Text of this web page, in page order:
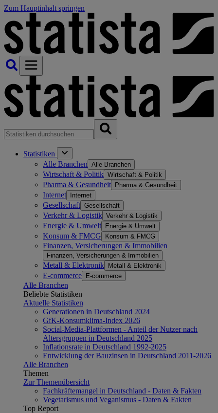
Zum Hauptinhalt springen
Statistiken
Alle Branchen Alle Branchen
Wirtschaft & Politik Wirtschaft & Politik
Pharma & Gesundheit Pharma & Gesundheit
Internet Internet
Gesellschaft Gesellschaft
Verkehr & Logistik Verkehr & Logistik
Energie & Umwelt Energie & Umwelt
Konsum & FMCG Konsum & FMCG
Finanzen, Versicherungen & Immobilien
Finanzen, Versicherungen & Immobilien
Metall & Elektronik Metall & Elektronik
E-commerce E-commerce
Alle Branchen
Beliebte Statistiken
Aktuelle Statistiken
Generationen in Deutschland 2024
GfK-Konsumklima-Index 2026
Social-Media-Plattformen - Anteil der Nutzer nach
Altersgruppen in Deutschland 2025
Inflationsrate in Deutschland 1992-2025
Entwicklung der Bauzinsen in Deutschland 2011-2026
Alle Branchen
Themen
Zur Themenübersicht
Fachkräftemangel in Deutschland - Daten & Fakten
Vegetarismus und Veganismus - Daten & Fakten
Top Report